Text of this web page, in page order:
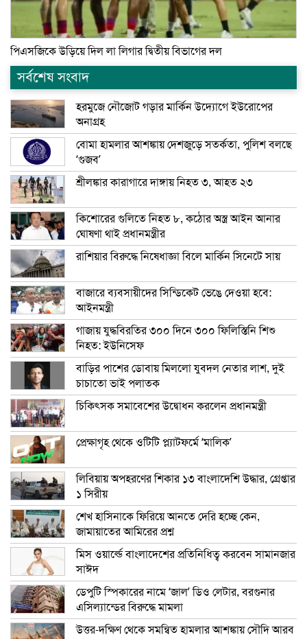
পিএসজিকে উড়িয়ে দিল লা লিগার দ্বিতীয় বিভাগের দল
সর্বশেষ সংবাদ
হরমুজে নৌজোট গড়ার মার্কিন উদ্যোগে ইউরোপের
অনাগ্রহ
বোমা হামলার আশঙ্কায় দেশজুড়ে সতর্কতা, পুলিশ বলছে
‘গুজব’
শ্রীলঙ্কার কারাগারে দাঙ্গায় নিহত ৩, আহত ২৩
কিশোরের গুলিতে নিহত ৮, কঠোর অস্ত্র আইন আনার
ঘোষণা থাই প্রধানমন্ত্রীর
রাশিয়ার বিরুদ্ধে নিষেধাজ্ঞা বিলে মার্কিন সিনেটে সায়
বাজারে ব্যবসায়ীদের সিন্ডিকেট ভেঙে দেওয়া হবে:
আইনমন্ত্রী
গাজায় যুদ্ধবিরতির ৩০০ দিনে ৩০০ ফিলিস্তিনি শিশু
নিহত: ইউনিসেফ
বাড়ির পাশের ডোবায় মিললো যুবদল নেতার লাশ, দুই
চাচাতো ভাই পলাতক
চিকিৎসক সমাবেশের উদ্বোধন করলেন প্রধানমন্ত্রী
প্রেক্ষাগৃহ থেকে ওটিটি প্ল্যাটফর্মে ‘মালিক’
লিবিয়ায় অপহরণের শিকার ১৩ বাংলাদেশি উদ্ধার, গ্রেপ্তার
১ সিরীয়
শেখ হাসিনাকে ফিরিয়ে আনতে দেরি হচ্ছে কেন,
জামায়াতের আমিরের প্রশ্ন
মিস ওয়ার্ল্ডে বাংলাদেশের প্রতিনিধিত্ব করবেন সামানজার
সাঈদ
ডেপুটি স্পিকারের নামে ‘জাল’ ডিও লেটার, বরগুনার
এসিল্যান্ডের বিরুদ্ধে মামলা
উত্তর-দক্ষিণ থেকে সমন্বিত হামলার আশঙ্কায় সৌদি আরব